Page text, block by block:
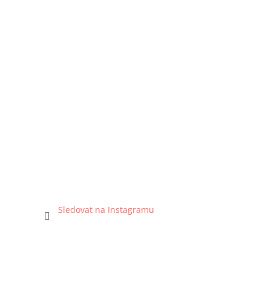
Sledovat na Instagramu